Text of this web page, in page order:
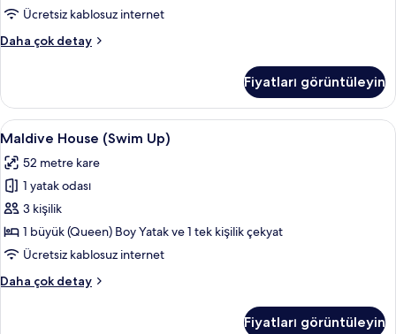
Ücretsiz kablosuz internet
Daha çok detay
Superior
daha
fazla
detay
Fiyatları görüntüleyin
Maldive
House
(Swim
Up)
için
tüm
fotoğrafları
Maldive House (Swim Up) | Ücretsiz
6
Maldive House (Swim Up)
52 metre kare
1 yatak odası
3 kişilik
1 büyük (Queen) Boy Yatak ve 1 tek kişilik çekyat
Ücretsiz kablosuz internet
Daha çok detay
Maldive
Fiyatları görüntüleyin